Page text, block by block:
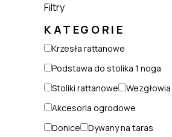
Filtry
KATEGORIE
Krzesła rattanowe
Podstawa do stolika 1 noga
Stoliki rattanowe
Wezgłowia
Akcesoria ogrodowe
Donice
Dywany na taras